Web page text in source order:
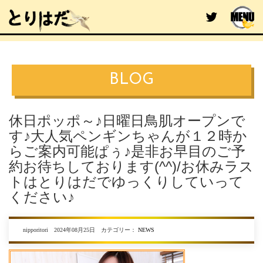
BLOG
休日ポッポ～♪日曜日鳥肌オープンで
す♪大人気ペンギンちゃんが１２時か
らご案内可能ぱぅ♪是非お早目のご予
約お待ちしております(^^)/お休みラス
トはとりはだでゆっくりしていって
ください♪
nipporitori 2024年08月25日 カテゴリー： NEWS